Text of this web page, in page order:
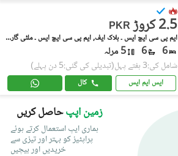
PKR 2.5 کروڑ
ایم پی سی ایچ ایس ۔ بلاک ایف, ایم پی سی ایچ ایس ۔ ملٹی گارڈنز
6
6 5 مرلہ
شامل کی:3 ہفتے پہل (تبدیلی کی گئی:5 دن پہلے)
ایس ایم ایس کال
زمین اپپحاصل کریں
ہماری ایپ استعمال کرتے ہوئے
پراپٹیز کو بہتر اور تیزی سے
خریدیں اور بیچیں